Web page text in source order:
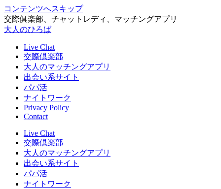
コンテンツへスキップ
交際俱楽部、チャットレディ、マッチングアプリ
大人のひろば
Live Chat
交際倶楽部
大人のマッチングアプリ
出会い系サイト
パパ活
ナイトワーク
Privacy Policy
Contact
Live Chat
交際倶楽部
大人のマッチングアプリ
出会い系サイト
パパ活
ナイトワーク